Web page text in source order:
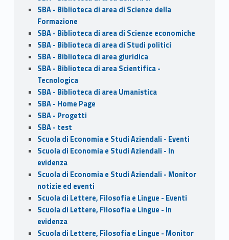
SBA - Biblioteca di area di Scienze della
Formazione
SBA - Biblioteca di area di Scienze economiche
SBA - Biblioteca di area di Studi politici
SBA - Biblioteca di area giuridica
SBA - Biblioteca di area Scientifica -
Tecnologica
SBA - Biblioteca di area Umanistica
SBA - Home Page
SBA - Progetti
SBA - test
Scuola di Economia e Studi Aziendali - Eventi
Scuola di Economia e Studi Aziendali - In
evidenza
Scuola di Economia e Studi Aziendali - Monitor
notizie ed eventi
Scuola di Lettere, Filosofia e Lingue - Eventi
Scuola di Lettere, Filosofia e Lingue - In
evidenza
Scuola di Lettere, Filosofia e Lingue - Monitor